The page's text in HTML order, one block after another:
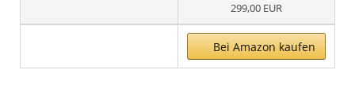
299,00 EUR
Bei Amazon kaufen